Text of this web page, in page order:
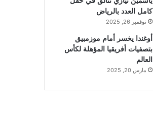
كامل العدد بالرياض
نوفمبر 26, 2025
أوغندا يخسر أمام موزمبيق
بتصفيات أفريقيا المؤهلة لكأس
العالم
مارس 20, 2025